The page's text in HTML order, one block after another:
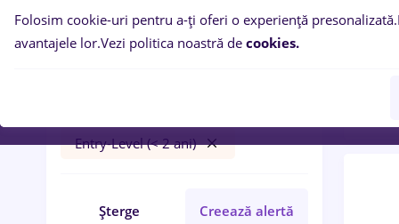
Filtre
Entry-Level (< 2 ani)
Șterge Creează alertă
0
Folosim cookie-uri pentru a-ți oferi o experiență presonalizată.
avantajele lor.Vezi politica noastră de cookies.